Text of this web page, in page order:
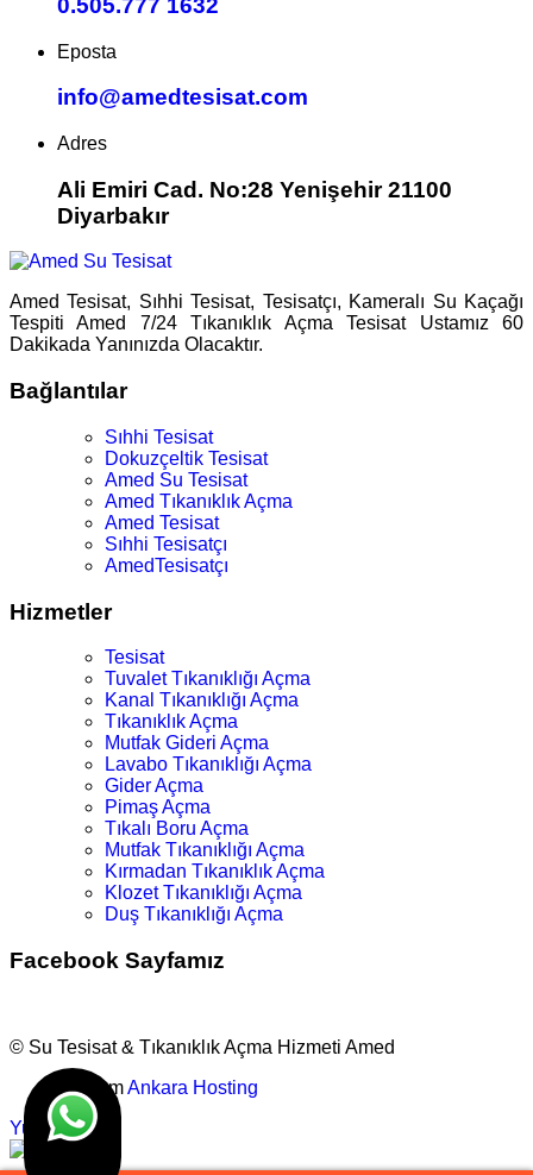
0.505.777 1632
Eposta
info@amedtesisat.com
Adres
Ali Emiri Cad. No:28 Yenişehir 21100
Diyarbakır
Amed Tesisat, Sıhhi Tesisat, Tesisatçı, Kameralı Su Kaçağı
Tespiti Amed 7/24 Tıkanıklık Açma Tesisat Ustamız 60
Dakikada Yanınızda Olacaktır.
Bağlantılar
Sıhhi Tesisat
Dokuzçeltik Tesisat
Amed Su Tesisat
Amed Tıkanıklık Açma
Amed Tesisat
Sıhhi Tesisatçı
AmedTesisatçı
Hizmetler
Tesisat
Tuvalet Tıkanıklığı Açma
Kanal Tıkanıklığı Açma
Tıkanıklık Açma
Mutfak Gideri Açma
Lavabo Tıkanıklığı Açma
Gider Açma
Pimaş Açma
Tıkalı Boru Açma
Mutfak Tıkanıklığı Açma
Kırmadan Tıkanıklık Açma
Klozet Tıkanıklığı Açma
Duş Tıkanıklığı Açma
Facebook Sayfamız
© Su Tesisat & Tıkanıklık Açma Hizmeti Amed
TasarımAnkara Hosting
Yukarı